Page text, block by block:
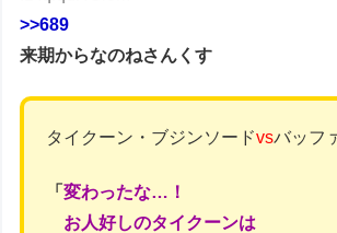
>>689
来期からなのねさんくす
タイクーン・ブジンソードvsバッフ
「変わったな…！
お人好しのタイクーンは